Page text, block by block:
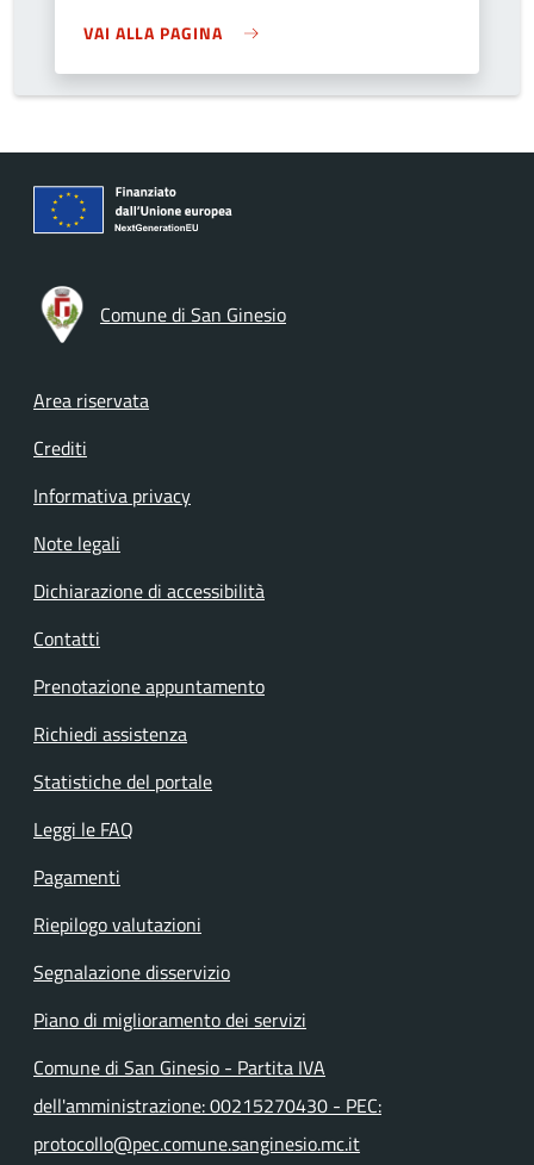
VAI ALLA PAGINA
Comune di San Ginesio
Footer menu
Area riservata
Crediti
Informativa privacy
Note legali
Dichiarazione di accessibilità
Contatti
Prenotazione appuntamento
Richiedi assistenza
Statistiche del portale
Leggi le FAQ
Pagamenti
Riepilogo valutazioni
Segnalazione disservizio
Piano di miglioramento dei servizi
Comune di San Ginesio - Partita IVA
dell'amministrazione: 00215270430 - PEC:
protocollo@pec.comune.sanginesio.mc.it